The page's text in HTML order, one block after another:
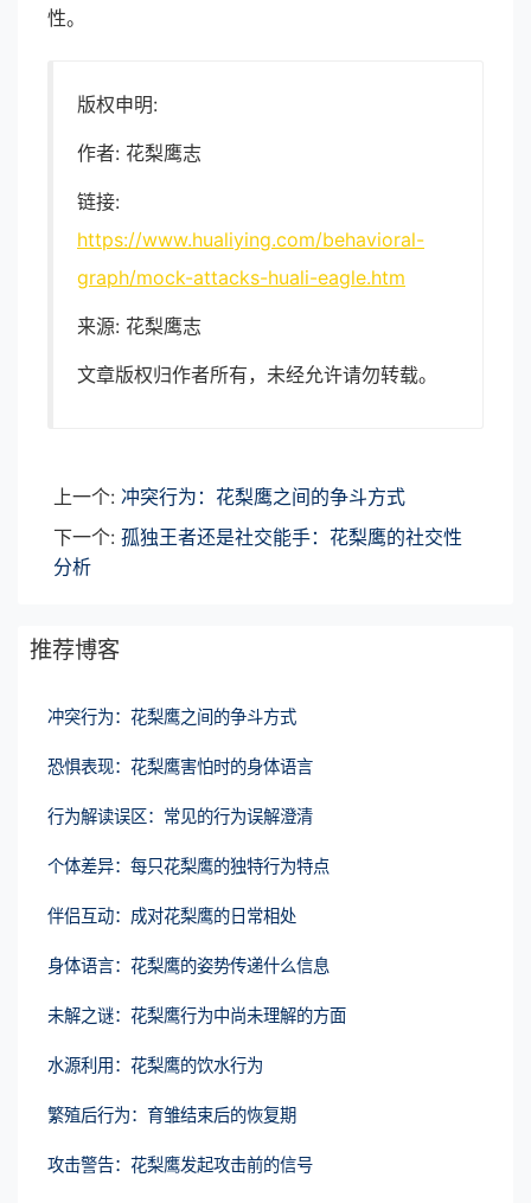
性。
版权申明:
作者: 花梨鹰志
链接:
https://www.hualiying.com/behavioral-
graph/mock-attacks-huali-eagle.htm
来源: 花梨鹰志
文章版权归作者所有，未经允许请勿转载。
上一个: 冲突行为：花梨鹰之间的争斗方式
下一个: 孤独王者还是社交能手：花梨鹰的社交性
分析
推荐博客
冲突行为：花梨鹰之间的争斗方式
恐惧表现：花梨鹰害怕时的身体语言
行为解读误区：常见的行为误解澄清
个体差异：每只花梨鹰的独特行为特点
伴侣互动：成对花梨鹰的日常相处
身体语言：花梨鹰的姿势传递什么信息
未解之谜：花梨鹰行为中尚未理解的方面
水源利用：花梨鹰的饮水行为
繁殖后行为：育雏结束后的恢复期
攻击警告：花梨鹰发起攻击前的信号